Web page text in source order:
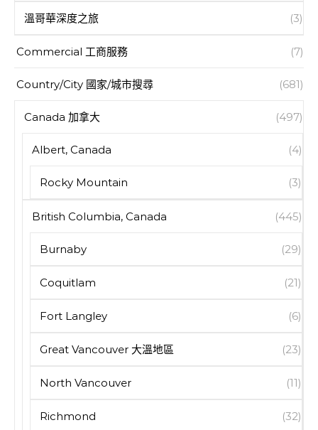
溫哥華深度之旅 (3)
Commercial 工商服務 (7)
Country/City 國家/城市搜尋 (681)
Canada 加拿大 (497)
Albert, Canada (4)
Rocky Mountain (3)
British Columbia, Canada (445)
Burnaby (29)
Coquitlam (21)
Fort Langley (6)
Great Vancouver 大溫地區 (23)
North Vancouver (11)
Richmond (32)